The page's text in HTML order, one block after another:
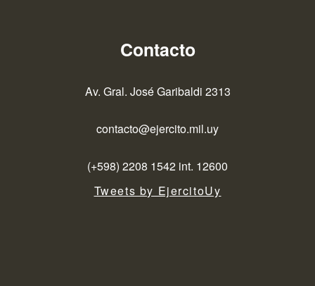
Contacto
Av. Gral. José Garibaldi 2313
contacto@ejercito.mil.uy
(+598) 2208 1542 int. 12600
Tweets by EjercitoUy